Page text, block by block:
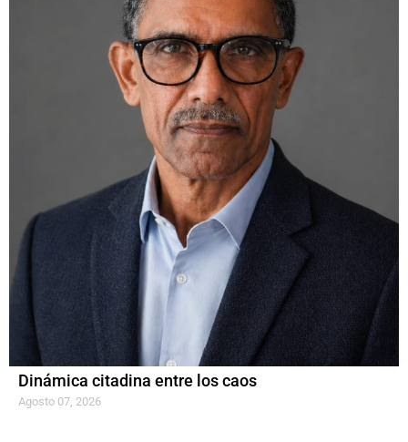
Dinámica citadina entre los caos
Agosto 07, 2026